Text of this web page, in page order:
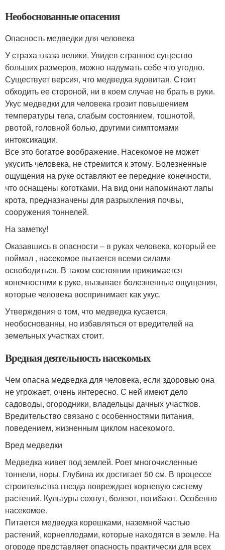
Необоснованные опасения
Опасность медведки для человека
У страха глаза велики. Увидев странное существо
больших размеров, можно надумать себе что угодно.
Существует версия, что медведка ядовитая. Стоит
обходить ее стороной, ни в коем случае не брать в руки.
Укус медведки для человека грозит повышением
температуры тела, слабым состоянием, тошнотой,
рвотой, головной болью, другими симптомами
интоксикации.
Все это богатое воображение. Насекомое не может
укусить человека, не стремится к этому. Болезненные
ощущения на руке оставляют ее передние конечности,
что оснащены коготками. На вид они напоминают лапы
крота, предназначены для разрыхления почвы,
сооружения тоннелей.
На заметку!
Оказавшись в опасности – в руках человека, который ее
поймал , насекомое пытается всеми силами
освободиться. В таком состоянии прижимается
конечностями к руке, вызывает болезненные ощущения,
которые человека воспринимает как укус.
Утверждения о том, что медведка кусается,
необоснованны, но избавляться от вредителей на
земельных участках стоит.
Вредная деятельность насекомых
Чем опасна медведка для человека, если здоровью она
не угрожает, очень интересно. С ней имеют дело
садоводы, огородники, владельцы дачных участков.
Вредительство связано с особенностями питания,
поведением, жизненным циклом насекомого.
Вред медведки
Медведка живет под землей. Роет многочисленные
тоннели, норы. Глубина их достигает 50 см. В процессе
строительства гнезда повреждает корневую систему
растений. Культуры сохнут, болеют, погибают. Особенно
насекомое.
Питается медведка корешками, наземной частью
растений, корнеплодами, которые находятся в земле. На
огороде представляет опасность практически для всех